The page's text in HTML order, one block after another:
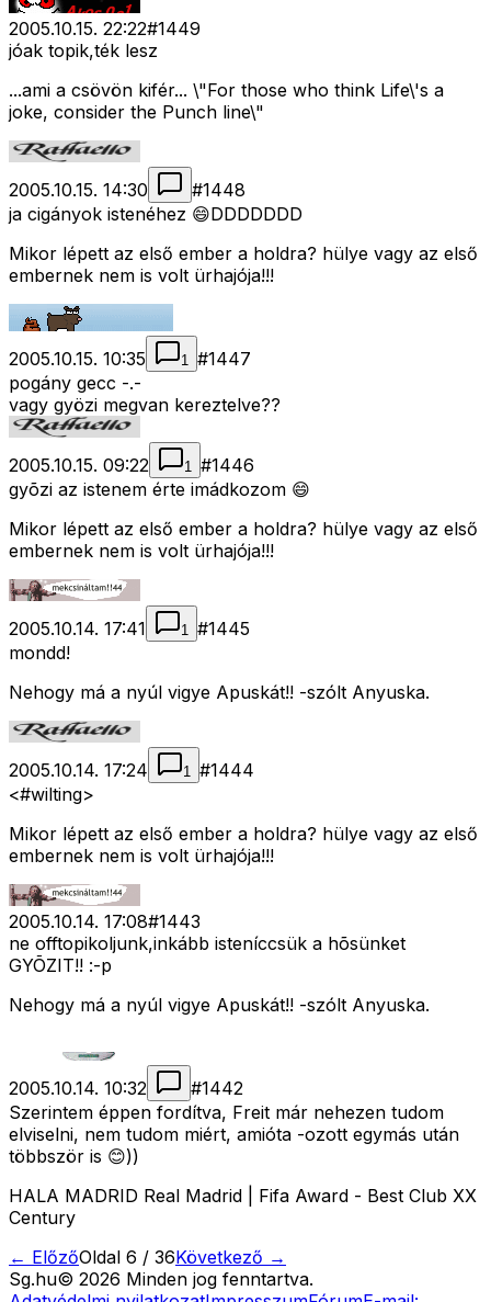
2005.10.15. 22:22#1449
jóak topik,ték lesz
...ami a csövön kifér... \"For those who think Life\'s a
joke, consider the Punch line\"
2005.10.15. 14:30 #1448
ja cigányok istenéhez 😄DDDDDDD
Mikor lépett az első ember a holdra? hülye vagy az első
embernek nem is volt ürhajója!!!
2005.10.15. 10:35 1 #1447
pogány gecc -.-
vagy gyözi megvan kereztelve??
2005.10.15. 09:22 1 #1446
gyõzi az istenem érte imádkozom 😄
Mikor lépett az első ember a holdra? hülye vagy az első
embernek nem is volt ürhajója!!!
2005.10.14. 17:41 1 #1445
mondd!
Nehogy má a nyúl vigye Apuskát!! -szólt Anyuska.
2005.10.14. 17:24 1 #1444
<#wilting>
Mikor lépett az első ember a holdra? hülye vagy az első
embernek nem is volt ürhajója!!!
2005.10.14. 17:08#1443
ne offtopikoljunk,inkább isteníccsük a hõsünket
GYÕZIT!! :-p
Nehogy má a nyúl vigye Apuskát!! -szólt Anyuska.
2005.10.14. 10:32 #1442
Szerintem éppen fordítva, Freit már nehezen tudom
elviselni, nem tudom miért, amióta -ozott egymás után
többször is 😊))
HALA MADRID Real Madrid | Fifa Award - Best Club XX
Century
← ElőzőOldal 6 / 36Következő →
Sg.hu© 2026 Minden jog fenntartva.